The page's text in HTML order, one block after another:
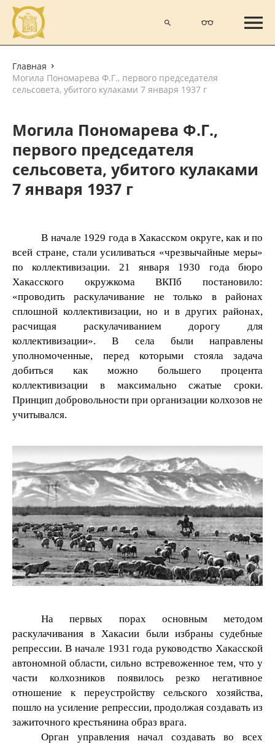
Главная
Могила Пономарева Ф.Г., первого председателя
сельсовета, убитого кулаками 7 января 1937 г
Могила Пономарева Ф.Г.,
первого председателя
сельсовета, убитого кулаками
7 января 1937 г
В начале 1929 года в Хакасском округе, как и по
всей стране, стали усиливаться «чрезвычайные меры»
по коллективизации. 21 января 1930 года бюро
Хакасского окружкома ВКПб постановило:
«проводить раскулачивание не только в районах
сплошной коллективизации, но и в других районах,
расчищая раскулачиванием дорогу для
коллективизации». В села были направлены
уполномоченные, перед которыми стояла задача
добиться как можно большего процента
коллективизации в максимально сжатые сроки.
Принцип добровольности при организации колхозов не
учитывался.
На первых порах основным методом
раскулачивания в Хакасии были избраны судебные
репрессии. В начале 1931 года руководство Хакасской
автономной области, сильно встревоженное тем, что у
части колхозников появилось резко негативное
отношение к переустройству сельского хозяйства,
пошло на усиление репрессии, продолжая создавать из
зажиточного крестьянина образ врага.
Орган управления начал создавать во всех